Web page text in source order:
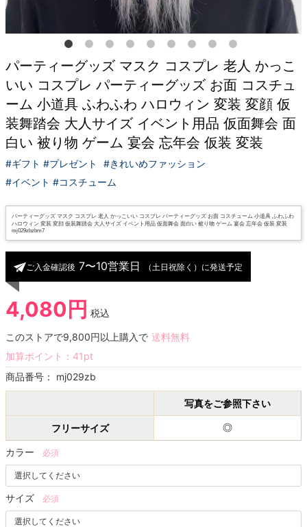
パーティーグッズ マスク コスプレ 老人 かっこ
いい コスプレ パーティーグッズ お面 コスチュ
ーム 小道具 ふわふわ ハロウィン 変装 変顔 仮
装舞踏会 大人サイズ イベント用品 仮面舞会 面
白い 被り物 ゲーム 宴会 忘年会 仮装 変装
#ギフト #プレゼント
#きれいめファッション
#イベント #コスチューム
パーティーグッズ マスク コスプレ 老人 かっこいい コスプレ パーティーグッズ お面 コスチューム 小道具 ふわふわ
ハロウィン 変装 変顔 仮装舞踏会 大人サイズ イベント用品 仮面舞会 面白い 被り物 ゲーム 宴会 忘年会 仮装 変装
mj029zbzbm7
ご入金確認後 7〜10営業日 （土日祝除く）に発送予定
4,080円 税込
このストアで9,800円以上購入で 送料無料
加算ポイント： 41pt
商品番号： mj029zb
写真をご参照下さい
フリーサイズ ◎
カラー 必須
サイズ 必須